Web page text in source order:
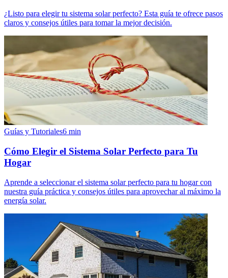
¿Listo para elegir tu sistema solar perfecto? Esta guía te ofrece pasos
claros y consejos útiles para tomar la mejor decisión.
Guías y Tutoriales6 min
Cómo Elegir el Sistema Solar Perfecto para Tu
Hogar
Aprende a seleccionar el sistema solar perfecto para tu hogar con
nuestra guía práctica y consejos útiles para aprovechar al máximo la
energía solar.